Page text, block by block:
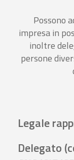
Possono
impresa in
inoltre
persone
Legale
Delegato